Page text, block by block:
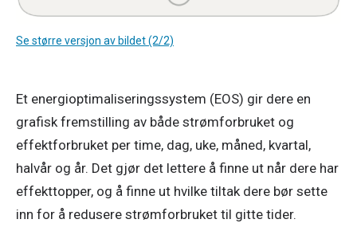
Se større versjon av bildet (2/2)
Et energioptimaliseringssystem (EOS) gir dere en
grafisk fremstilling av både strømforbruket og
effektforbruket per time, dag, uke, måned, kvartal,
halvår og år. Det gjør det lettere å finne ut når dere har
effekttopper, og å finne ut hvilke tiltak dere bør sette
inn for å redusere strømforbruket til gitte tider.